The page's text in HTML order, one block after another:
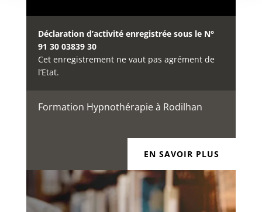
Déclaration d’activité enregistrée sous le N°
91 30 03839 30
Cet enregistrement ne vaut pas agrément de
l’Etat.
Formation Hypnothérapie à Rodilhan
EN SAVOIR PLUS